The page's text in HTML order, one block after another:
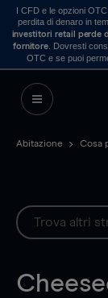
I CFD e le opzioni
perdita di denaro in
investitori retail perde
fornitore . Dovresti
OTC e se puoi
Abitazione Cosa